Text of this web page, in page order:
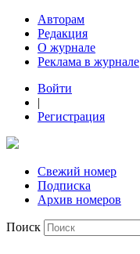
Авторам
Редакция
О журнале
Реклама в журнале
Войти
|
Регистрация
Свежий номер
Подписка
Архив номеров
Поиск